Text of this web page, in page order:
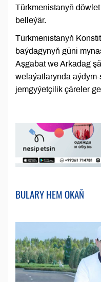
Türkmenistanyň
belleýär.
Türkmenistanyň
baýdagynyň güni
Aşgabat we Arkadag
welaýatlarynda
jemgyýetçilik çäreler
BULARY HEM OKAŇ